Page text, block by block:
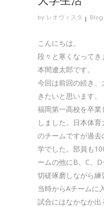
by レオヴィスタ Blog
こんにちは。
段々と寒くなってき
本間遼太郎です。
今回は前回の続き
きたいと思います。
福岡第一高校を卒
しました。日本体
のチームですが過
学でした。部員も
ームの他にB、C、
切磋琢磨しながら
当時からAチームに
試合にはなかなか